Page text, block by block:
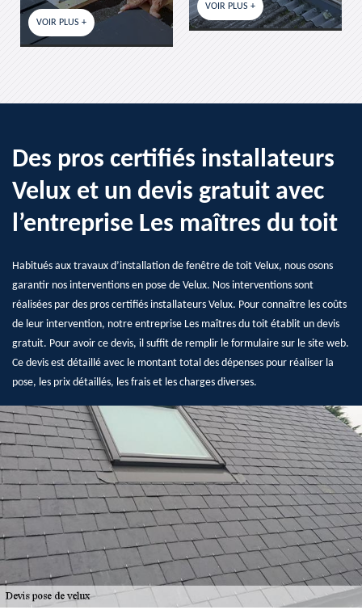
VOIR PLUS + VOIR PLUS +
Des pros certifiés installateurs
Velux et un devis gratuit avec
l’entreprise Les maîtres du toit
Habitués aux travaux d’installation de fenêtre de toit Velux, nous osons
garantir nos interventions en pose de Velux. Nos interventions sont
réalisées par des pros certifiés installateurs Velux. Pour connaître les coûts
de leur intervention, notre entreprise Les maîtres du toit établit un devis
gratuit. Pour avoir ce devis, il suffit de remplir le formulaire sur le site web.
Ce devis est détaillé avec le montant total des dépenses pour réaliser la
pose, les prix détaillés, les frais et les charges diverses.